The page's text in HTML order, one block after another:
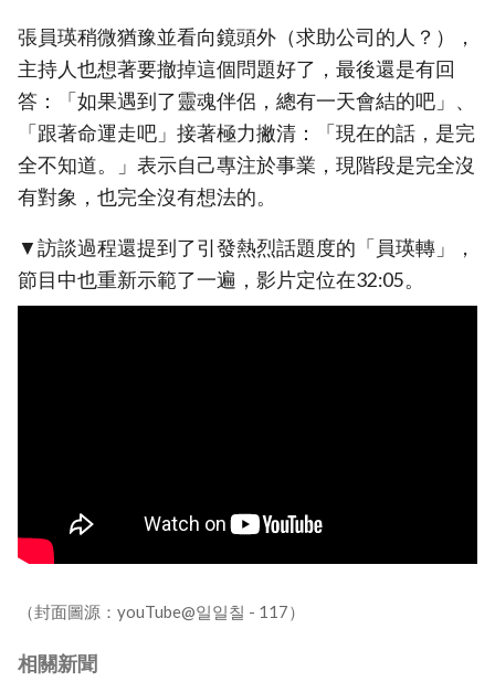
張員瑛稍微猶豫並看向鏡頭外（求助公司的人？），
主持人也想著要撤掉這個問題好了，最後還是有回
答：「如果遇到了靈魂伴侶，總有一天會結的吧」、
「跟著命運走吧」接著極力撇清：「現在的話，是完
全不知道。」表示自己專注於事業，現階段是完全沒
有對象，也完全沒有想法的。
▼訪談過程還提到了引發熱烈話題度的「員瑛轉」，
節目中也重新示範了一遍，影片定位在32:05。
（封面圖源：youTube@일일칠 - 117）
相關新聞